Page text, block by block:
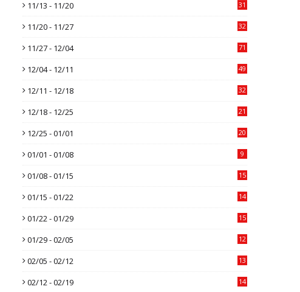
11/13 - 11/20 31
11/20 - 11/27 32
11/27 - 12/04 71
12/04 - 12/11 49
12/11 - 12/18 32
12/18 - 12/25 21
12/25 - 01/01 20
01/01 - 01/08 9
01/08 - 01/15 15
01/15 - 01/22 14
01/22 - 01/29 15
01/29 - 02/05 12
02/05 - 02/12 13
02/12 - 02/19 14